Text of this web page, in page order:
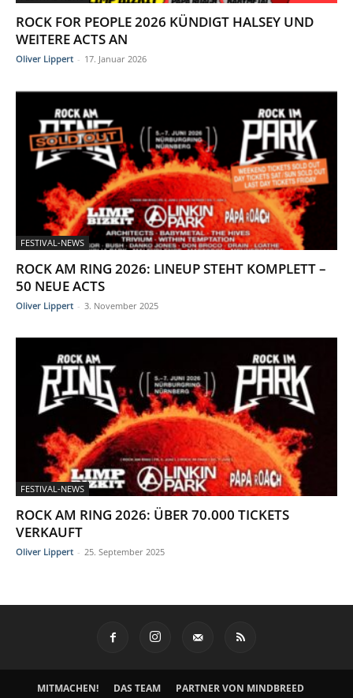
ROCK FOR PEOPLE 2026 KÜNDIGT HALSEY UND
WEITERE ACTS AN
Oliver Lippert - 17. Januar 2026
FESTIVAL-NEWS
ROCK AM RING 2026: LINEUP STEHT KOMPLETT –
50 NEUE ACTS
Oliver Lippert - 3. November 2025
FESTIVAL-NEWS
ROCK AM RING 2026: ÜBER 70.000 TICKETS
VERKAUFT
Oliver Lippert - 25. September 2025
MITMACHEN! DAS TEAM PARTNER VON MINDBREED